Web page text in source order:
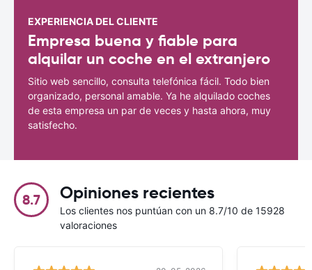
EXPERIENCIA DEL CLIENTE
Empresa buena y fiable para
alquilar un coche en el extranjero
Sitio web sencillo, consulta telefónica fácil. Todo bien
organizado, personal amable. Ya he alquilado coches
de esta empresa un par de veces y hasta ahora, muy
satisfecho.
8.7 Opiniones recientes
Los clientes nos puntúan con un 8.7/10 de 15928
valoraciones